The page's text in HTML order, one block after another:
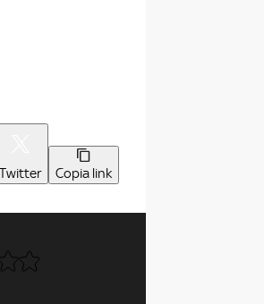
Twitter Copia link